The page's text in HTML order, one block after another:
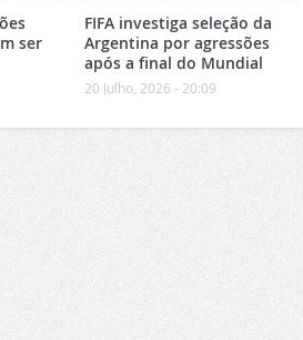
ser
FIFA investiga seleção da
Argentina por agressões
após a final do Mundial
20 Julho, 2026 - 20:09